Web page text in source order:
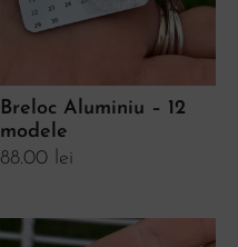
Breloc Aluminiu – 12
modele
88.00 lei